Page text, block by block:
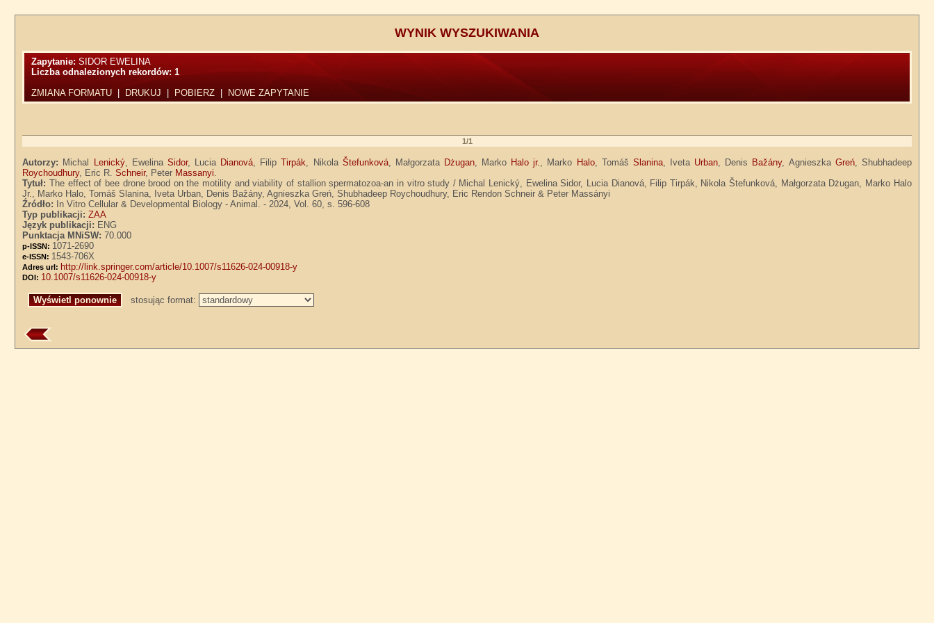
WYNIK WYSZUKIWANIA
Zapytanie:SIDOR EWELINA
Liczba odnalezionych rekordów:1
ZMIANA FORMATU
DRUKUJ POBIERZ NOWE ZAPYTANIE
1/1
Autorzy: Michal Lenický, Ewelina Sidor, Lucia Dianová, FilipTirpák, Nikola Štefunková, Małgorzata Dżugan, Marko Halo jr., Marko Halo, Tomáš Slanina, Iveta Urban, Denis Bažány, Agnieszka Greń, Shubhadeep
Roychoudhury, Eric R.Schneir, Peter Massanyi.
Tytuł: The effect of bee drone brood on the motility and viability of stallion spermatozoa-an in vitro study / Michal Lenický, Ewelina Sidor, Lucia Dianová, Filip Tirpák, Nikola Štefunková, Małgorzata Dżugan, Marko Halo
Jr., Marko Halo, Tomáš Slanina, Iveta Urban, Denis Bažány, Agnieszka Greń, Shubhadeep Roychoudhury, Eric Rendon Schneir & Peter Massányi
Źródło:
In Vitro Cellular & Developmental Biology - Animal. - 2024, Vol. 60, s. 596-608
Typ publikacji:ZAA
Język publikacji: ENG
Punktacja MNiSW:70.000
p-ISSN: 1071-2690
e-ISSN: 1543-706X
Adres url: http://link.springer.com/article/10.1007/s11626-024-00918-y
DOI: 10.1007/s11626-024-00918-y
stosując format: